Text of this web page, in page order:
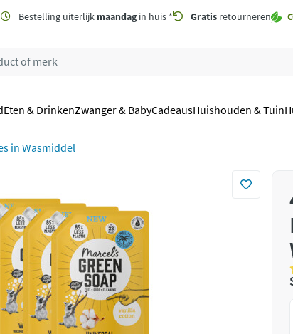
Bestelling uiterlijk maandagin huis * Gratis retourneren
Eten & DrinkenZwanger & BabyCadeausHuishouden & Tuin
Wasmiddel